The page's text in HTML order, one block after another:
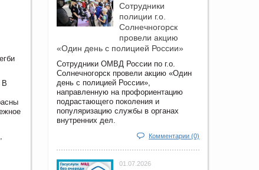
В
Сотрудники
полиции г.о.
Солнечногорск
провели акцию
«Один день с полицией России»
Сотрудники ОМВД России по г.о.
Солнечногорск провели акцию «Один
день с полицией России»,
направленную на профориентацию
подрастающего поколения и
популяризацию службы в органах
внутренних дел.
Комментарии (0)
01.07.2026